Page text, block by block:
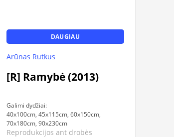
DAUGIAU
Arūnas Rutkus
[R] Ramybė (2013)
Galimi dydžiai:
40x100cm, 45x115cm, 60x150cm,
70x180cm, 90x230cm
Reprodukcijos ant drobės